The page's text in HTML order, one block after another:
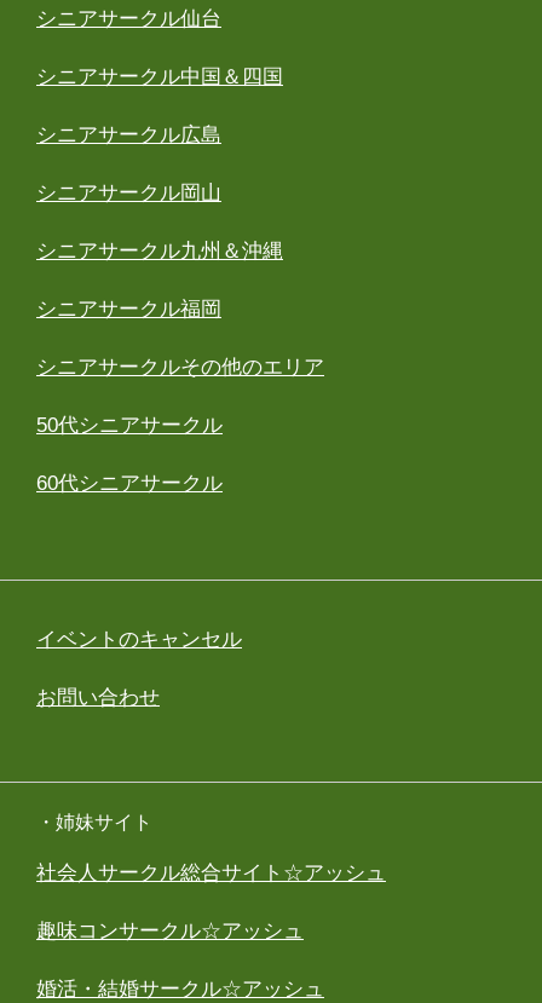
シニアサークル仙台
シニアサークル中国＆四国
シニアサークル広島
シニアサークル岡山
シニアサークル九州＆沖縄
シニアサークル福岡
シニアサークルその他のエリア
50代シニアサークル
60代シニアサークル
イベントのキャンセル
お問い合わせ
・姉妹サイト
社会人サークル総合サイト☆アッシュ
趣味コンサークル☆アッシュ
婚活・結婚サークル☆アッシュ